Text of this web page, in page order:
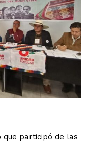
que participó de las